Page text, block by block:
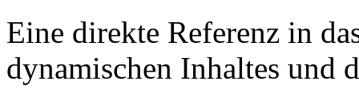
Eine direkte Referenz in
dynamischen Inhaltes und